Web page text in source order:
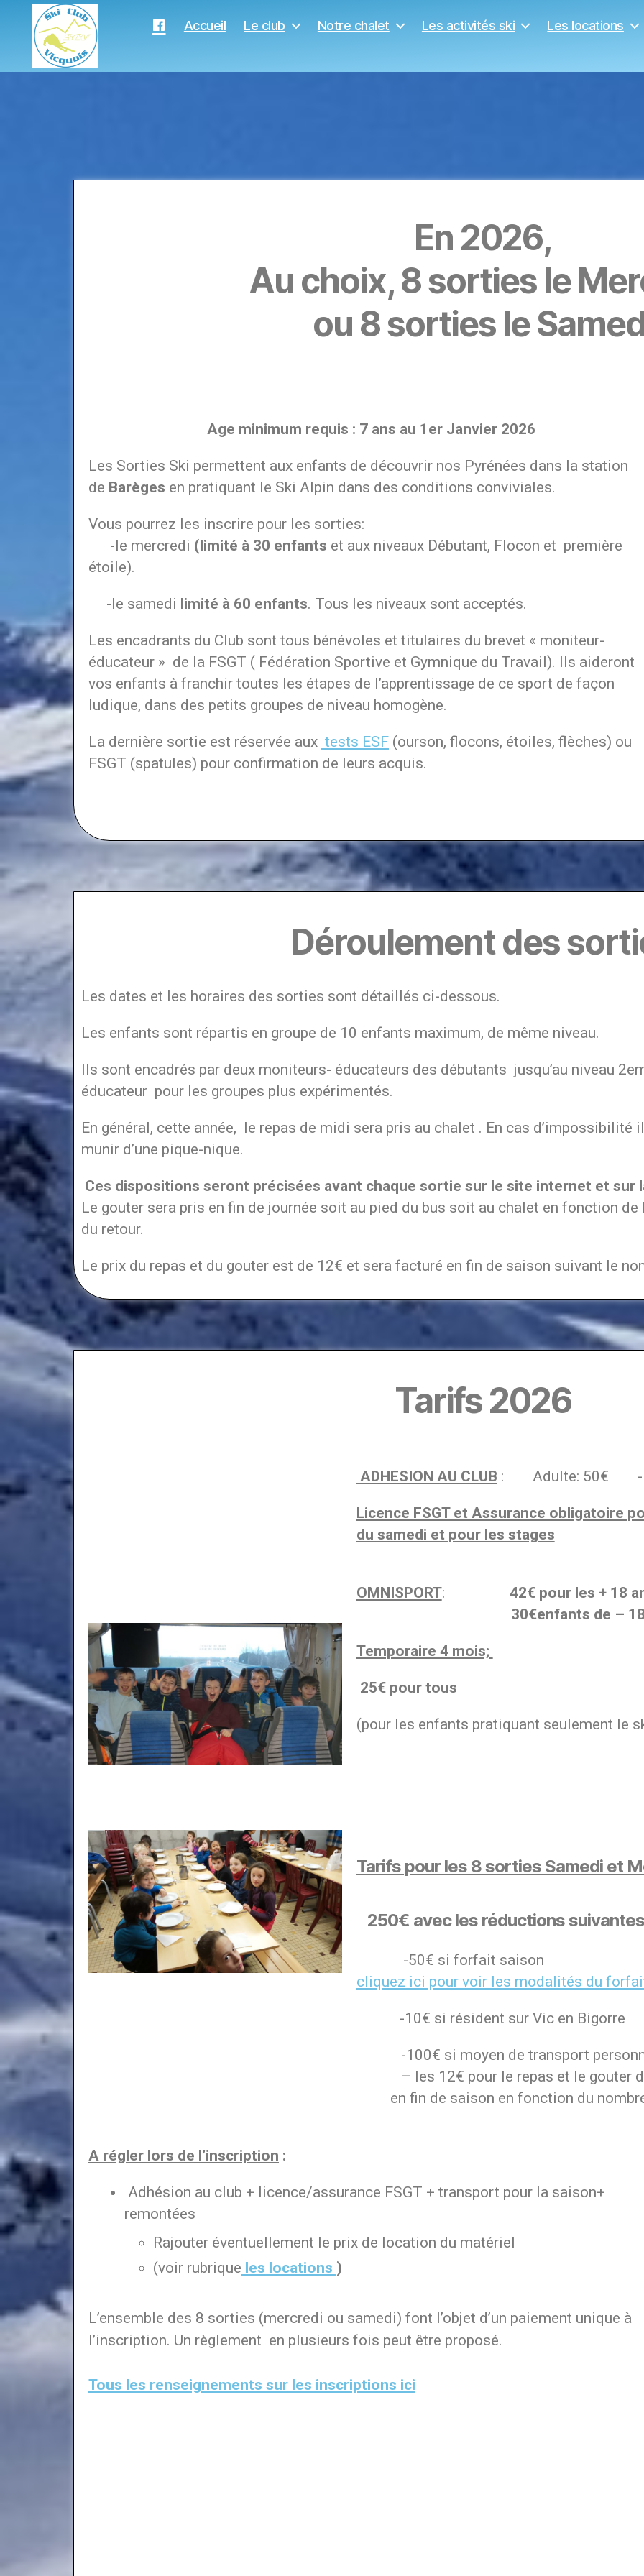
Accueil Le club Notre chalet Les activités ski Les locations
En 2026,
Au choix, 8 sorties le
ou 8 sorties le
Age minimum requis : 7 ans au 1er Janvier 2026
Les Sorties Ski permettent aux enfants de découvrir nos Pyrénées dans la station
de Barèges en pratiquant le Ski Alpin dans des conditions conviviales.
Vous pourrez les inscrire pour les sorties:
-le mercredi (limité à 30 enfants et aux niveaux Débutant, Flocon et première
étoile).
-le samedi limité à 60 enfants. Tous les niveaux sont acceptés.
Les encadrants du Club sont tous bénévoles et titulaires du brevet « moniteur-
éducateur » de la FSGT ( Fédération Sportive et Gymnique du Travail). Ils aideront
vos enfants à franchir toutes les étapes de l’apprentissage de ce sport de façon
ludique, dans des petits groupes de niveau homogène.
La dernière sortie est réservée aux tests ESF (ourson, flocons, étoiles, flèches) ou
FSGT (spatules) pour confirmation de leurs acquis.
Déroulement des
Les dates et les horaires des sorties sont détaillés ci-dessous.
Les enfants sont répartis en groupe de 10 enfants maximum, de même niveau.
Ils sont encadrés par deux moniteurs- éducateurs des débutants jusqu’au niveau
éducateur pour les groupes plus expérimentés.
En général, cette année, le repas de midi sera pris au chalet . En cas d’impossibilité
munir d’une pique-nique.
Ces dispositions seront précisées avant chaque sortie sur le site internet et sur
Le gouter sera pris en fin de journée soit au pied du bus soit au chalet en fonction
du retour.
Le prix du repas et du gouter est de 12€ et sera facturé en fin de saison suivant le
Tarifs 2026
ADHESION AU CLUB : Adulte: 50€ -
Licence FSGT et Assurance obligatoire
du samedi et pour les stages
OMNISPORT:
42€ pour les + 18
30€enfants de – 18
Temporaire 4 mois;
25€ pour tous
(pour les enfants pratiquant seulement le
Tarifs pour les 8 sorties Samedi et
250€ avec les réductions
-50€ si forfait saison
cliquez ici pour voir les modalités du
-10€ si résident sur Vic en Bigorre
-100€ si moyen de transport
– les 12€ pour le repas et le gouter
en fin de saison en fonction du
A régler lors de l’inscription :
Adhésion au club + licence/assurance FSGT + transport pour la saison+
remontées
Rajouter éventuellement le prix de location du matériel
(voir rubrique les locations )
L’ensemble des 8 sorties (mercredi ou samedi) font l’objet d’un paiement unique à
l’inscription. Un règlement en plusieurs fois peut être proposé.
Tous les renseignements sur les inscriptions ici